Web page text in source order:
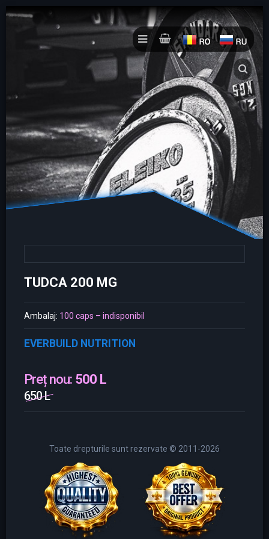
TUDCA 200 MG
Ambalaj: 100 caps – indisponibil
EVERBUILD NUTRITION
Preț nou: 500 L
650 L
Toate drepturile sunt rezervate © 2011-2026